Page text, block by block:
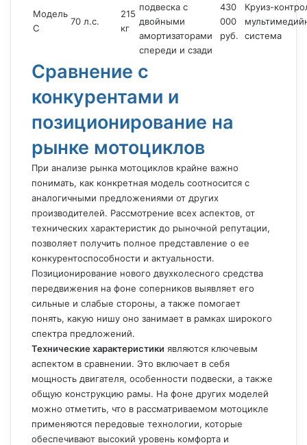
Модель
C
70 л.с.
215
кг
подвеска с
двойными
амортизаторами
спереди и сзади
430
000
руб.
Круиз-
система
Сравнение с
конкурентами и
позиционирование на
рынке мотоциклов
При анализе рынка мотоциклов крайне важно
понимать, как конкретная модель соотносится с
аналогичными предложениями от других
производителей. Рассмотрение всех аспектов, от
технических характеристик до рыночной репутации,
позволяет получить полное представление о ее
конкурентоспособности и актуальности.
Позиционирование нового двухколесного средства
передвижения на фоне соперников выявляет его
сильные и слабые стороны, а также помогает
понять, какую нишу оно занимает в рамках широкого
спектра предложений.
Технические характеристики являются ключевым
аспектом в сравнении. Это включает в себя
мощность двигателя, особенности подвески, а также
общую конструкцию рамы. На фоне других моделей
можно отметить, что в рассматриваемом мотоцикле
применяются передовые технологии, которые
обеспечивают высокий уровень комфорта и